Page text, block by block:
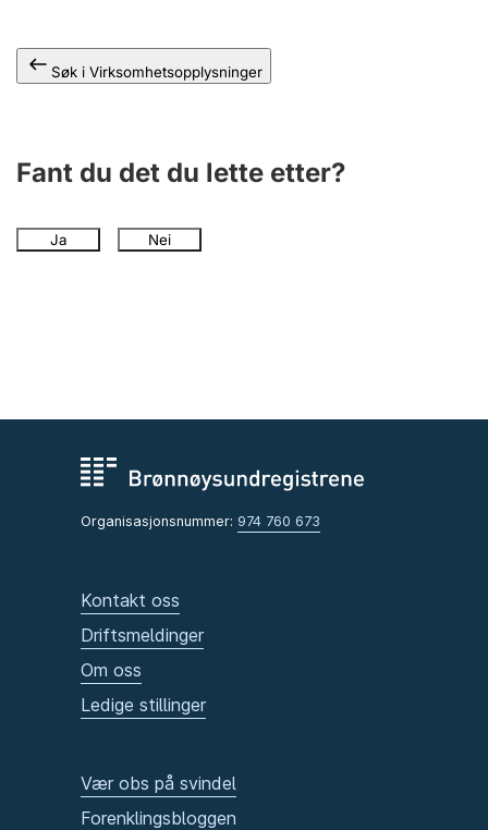
Søk i Virksomhetsopplysninger
Fant du det du lette etter?
Ja Nei
Organisasjonsnummer: 974 760 673
Kontakt oss
Driftsmeldinger
Om oss
Ledige stillinger
Vær obs på svindel
Forenklingsbloggen